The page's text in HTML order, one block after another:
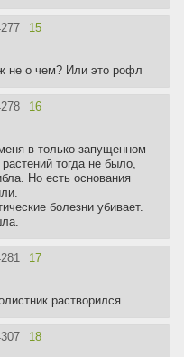
15
не о чем? Или это рофл
16
в только запущенном
тогда не было,
Но есть основания
болезни убивает.
17
растворился.
18